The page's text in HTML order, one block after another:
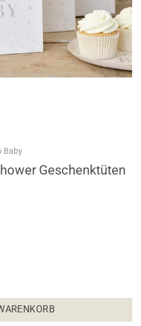
Baby
Geschenktüten
Menge